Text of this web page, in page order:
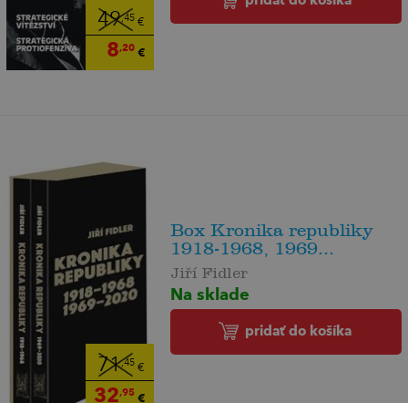
49,45€
8,20€
71,45€
32,95€
Box Kronika republiky
1918-1968, 1969...
Jiří Fidler
Na sklade
pridať do košíka